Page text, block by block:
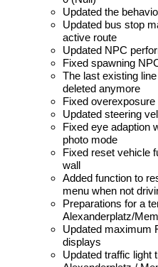
Updated the
Updated bus stop
active route
Updated NPC
Fixed spawning
The last existing
deleted anymore
Fixed
Updated steering
Fixed eye adaption
photo mode
Fixed reset vehicle
wall
Added function to
menu when not
Preparations for a
Alexanderplatz/
Updated maximum
displays
Updated traffic light